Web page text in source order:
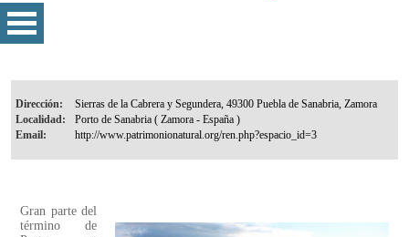
Dirección:
Localidad:
Email:
Gran parte del
término de